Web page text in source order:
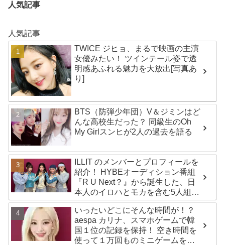
人気記事
人気記事
TWICE ジヒョ、まるで映画の主演
女優みたい！ ツインテール姿で透
明感あふれる魅力を大放出[写真あ
り]
BTS（防弾少年団）V＆ジミンはど
んな高校生だった？ 同級生のOh
My Girlスンヒが2人の過去を語る
ILLIT のメンバーとプロフィールを
紹介！ HYBEオーディション番組
『R U Next？』から誕生した、日
本人のイロハとモカを含む5人組ガ
ールズグループ！ デビュー曲
「Magnetic」がいきなりの大ヒッ
ト
いったいどこにそんな時間が！？
aespa カリナ、スマホゲームで韓
国１位の記録を保持！ 空き時間を
使って１万回ものミニゲームをク